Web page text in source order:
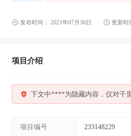
发布时间： 2021年07月30日 更新时
项目介绍
下文中****为隐藏内容，仅对千
项目编号 233148229